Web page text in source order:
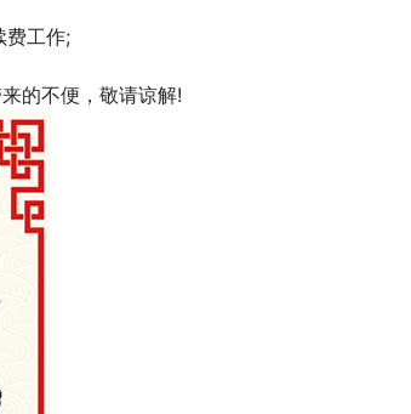
工作;
的不便，敬请谅解!